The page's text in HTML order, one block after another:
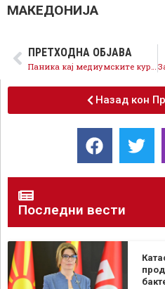
МАКЕДОНИЈА
ПРЕТХОДНА ОБЈАВА
Паника кај медиумските курири
Назад кон
Последни вести